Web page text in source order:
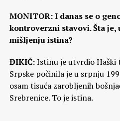
MONITOR: I danas se o
kontroverzni stavovi. Šta je,
mišljenju istina?
ĐIKIĆ:Istinu je utvrdio Haški
Srpske počinila je u srpnju
osam tisuća zarobljenih
Srebrenice. To je istina.